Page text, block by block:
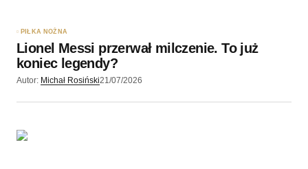
PIŁKA NOŻNA
Lionel Messi przerwał milczenie. To już
koniec legendy?
Autor: Michał Rosiński21/07/2026